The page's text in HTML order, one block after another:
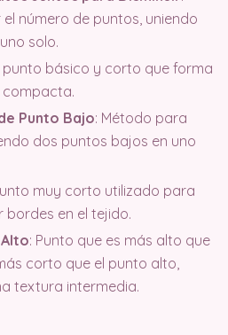
número de puntos, uniendo
solo.
punto básico y corto que forma
Punto Bajo: Método para
dos puntos bajos en uno
muy corto utilizado para
bordes en el tejido.
: Punto que es más alto que
corto que el punto alto,
textura intermedia.